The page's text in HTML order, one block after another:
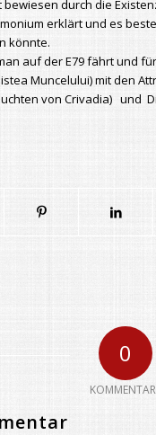
durch die
erklärt und es
könnte.
auf der E79 fährt und
Muncelului) mit den
von Crivadia) und
0